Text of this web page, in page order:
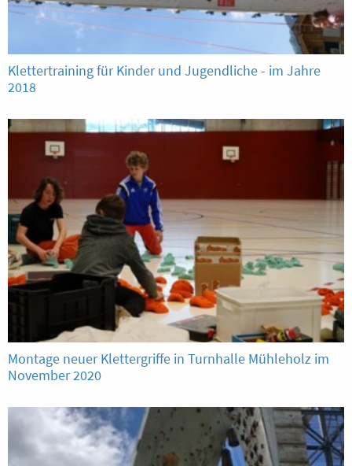
Klettertraining für Kinder und Jugendliche - im Jahre
2018
Montage neuer Klettergriffe in Turnhalle Mühleholz im
November 2020